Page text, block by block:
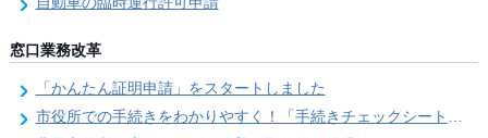
窓口業務改革
「かんたん証明申請」をスタートしました
市役所での手続きをわかりやすく！「手続きチェックシート」を導入しました